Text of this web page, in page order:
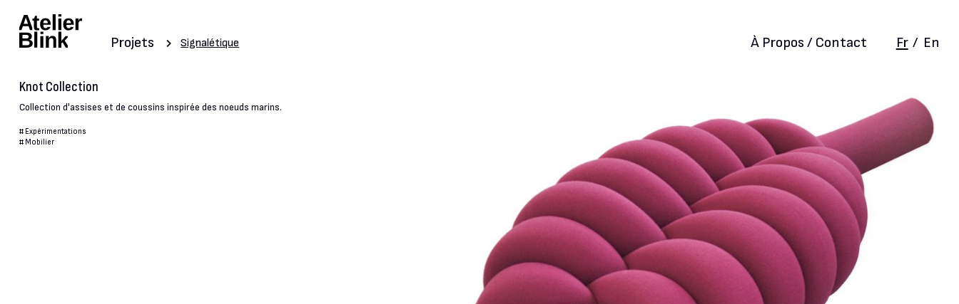
Projets Signalétique À Propos / Contact Fr / En
Knot Collection
Collection d'assises et de coussins inspirée des noeuds marins.
# Expérimentations
# Mobilier